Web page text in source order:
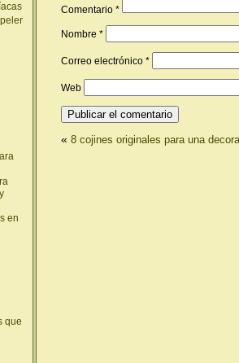
en
que
Comentario *
Nombre *
Correo electrónico *
Web
« 8 cojines originales para una